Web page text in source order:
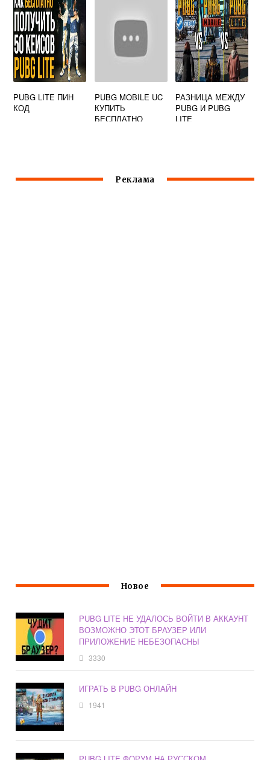
PUBG LITE ПИН
КОД
PUBG MOBILE UC
КУПИТЬ
БЕСПЛАТНО
РАЗНИЦА МЕЖДУ
PUBG И PUBG
LITE
Реклама
Новое
PUBG LITE НЕ УДАЛОСЬ ВОЙТИ В АККАУНТ
ВОЗМОЖНО ЭТОТ БРАУЗЕР ИЛИ
ПРИЛОЖЕНИЕ НЕБЕЗОПАСНЫ
3330
ИГРАТЬ В PUBG ОНЛАЙН
1941